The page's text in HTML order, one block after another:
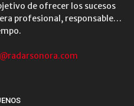
de ofrecer los sucesos
profesional, responsable…